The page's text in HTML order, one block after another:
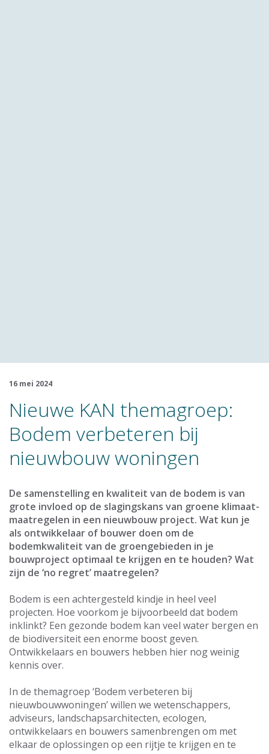
16 mei 2024
Nieuwe KAN themagroep:
Bodem verbeteren bij
nieuwbouw woningen
De samenstelling en kwaliteit van de bodem is van
grote invloed op de slagingskans van groene klimaat-
maatregelen in een nieuwbouw project. Wat kun je
als ontwikkelaar of bouwer doen om de
bodemkwaliteit van de groengebieden in je
bouwproject optimaal te krijgen en te houden? Wat
zijn de ‘no regret’ maatregelen?
Bodem is een achtergesteld kindje in heel veel
projecten. Hoe voorkom je bijvoorbeeld dat bodem
inklinkt? Een gezonde bodem kan veel water bergen en
de biodiversiteit een enorme boost geven.
Ontwikkelaars en bouwers hebben hier nog weinig
kennis over.
In de themagroep ‘Bodem verbeteren bij
nieuwbouwwoningen’ willen we wetenschappers,
adviseurs, landschapsarchitecten, ecologen,
ontwikkelaars en bouwers samenbrengen om met
elkaar de oplossingen op een rijtje te krijgen en te